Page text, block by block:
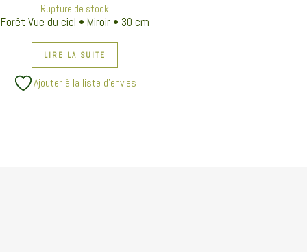
Rupture de stock
Forêt Vue du ciel • Miroir • 30 cm
LIRE LA SUITE
Ajouter à la liste d’envies